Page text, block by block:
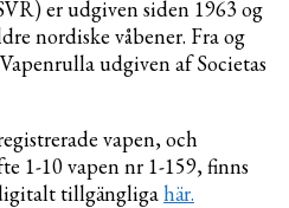
er udgiven siden 1963 og
nordiske våbener. Fra og
udgiven af Societas
vapen, och
1-10 vapen nr 1-159, finns
tillgängligahär.